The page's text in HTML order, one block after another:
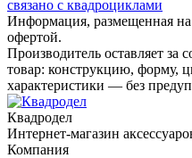
связано с квадроциклами
Информация, размещенная на
офертой.
Производитель оставляет за
товар: конструкцию, форму,
характеристики — без
Квадродел
Интернет-магазин
Компания